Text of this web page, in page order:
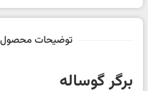
توضیحات محصول
برگر گوساله